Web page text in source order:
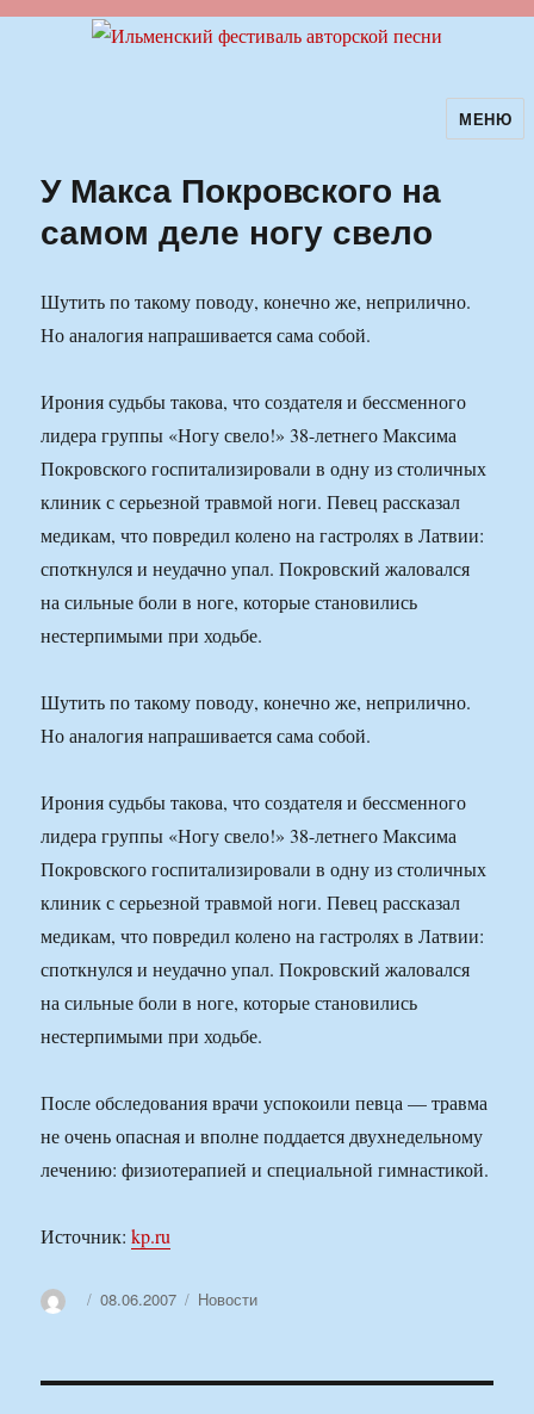
Ильменский фестиваль авторскойМЕНЮ
У Макса Покровского на
самом деле ногу свело
Шутить по такому поводу, конечно же, неприлично.
Но аналогия напрашивается сама собой.
Ирония судьбы такова, что создателя и бессменного
лидера группы «Ногу свело!» 38-летнего Максима
Покровского госпитализировали в одну из столичных
клиник с серьезной травмой ноги. Певец рассказал
медикам, что повредил колено на гастролях в Латвии:
споткнулся и неудачно упал. Покровский жаловался
на сильные боли в ноге, которые становились
нестерпимыми при ходьбе.
Шутить по такому поводу, конечно же, неприлично.
Но аналогия напрашивается сама собой.
Ирония судьбы такова, что создателя и бессменного
лидера группы «Ногу свело!» 38-летнего Максима
Покровского госпитализировали в одну из столичных
клиник с серьезной травмой ноги. Певец рассказал
медикам, что повредил колено на гастролях в Латвии:
споткнулся и неудачно упал. Покровский жаловался
на сильные боли в ноге, которые становились
нестерпимыми при ходьбе.
После обследования врачи успокоили певца — травма
не очень опасная и вполне поддается двухнедельному
лечению: физиотерапией и специальной гимнастикой.
Источник:kp.ru
АвторОпубликовано
08.06.2007 Рубрики
Новости